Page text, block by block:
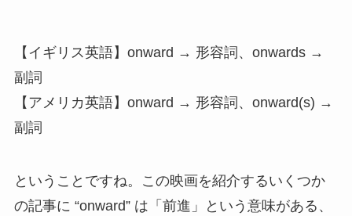
【イギリス英語】onward → 形容詞、onwards →
副詞
【アメリカ英語】onward → 形容詞、onward(s) →
副詞
ということですね。この映画を紹介するいくつか
の記事に “onward” は「前進」という意味がある、